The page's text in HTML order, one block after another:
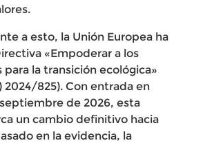
a esto, la Unión Europea ha
«Empoderar a los
la transición ecológica»
2024/825). Con entrada en
de 2026, esta
un cambio definitivo hacia
en la evidencia, la